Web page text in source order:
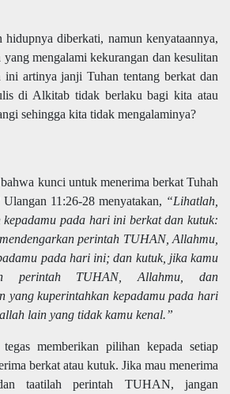
diberkati, namun kenyataannya,
mengalami kekurangan dan kesulitan
ini artinya janji Tuhan tentang berkat dan
di Alkitab tidak berlaku bagi kita atau
sehingga kita tidak mengalaminya?
kunci untuk menerima berkat Tuhah
11:26-28 menyatakan, “Lihatlah,
kepadamu pada hari ini berkat dan kutuk:
perintah TUHAN, Allahmu,
pada hari ini; dan kutuk, jika kamu
perintah TUHAN, Allahmu, dan
yang kuperintahkan kepadamu pada hari
lain yang tidak kamu kenal.”
memberikan pilihan kepada setiap
berkat atau kutuk. Jika mau menerima
taatilah perintah TUHAN, jangan